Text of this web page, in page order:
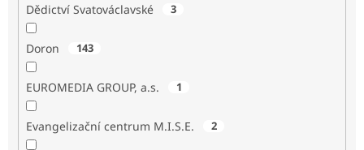
Dědictví Svatováclavské 3
Doron 143
EUROMEDIA GROUP, a.s. 1
Evangelizační centrum M.I.S.E. 2